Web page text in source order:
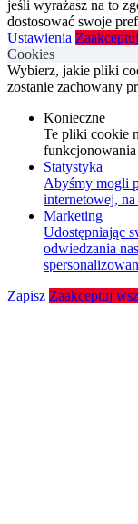
jeśli wyrażasz na to
dostosować swoje
Ustawienia
Cookies
Wybierz, jakie pliki
zostanie zachowany
Konieczne
Te pliki cookie
Statystyka
Abyśmy mogli
internetowej,
Marketing
Udostępniając
odwiedzania
Zapisz Zaakceptuj